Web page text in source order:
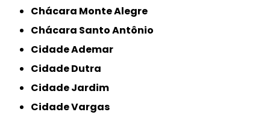
Chácara Monte Alegre
Chácara Santo Antônio
Cidade Ademar
Cidade Dutra
Cidade Jardim
Cidade Vargas